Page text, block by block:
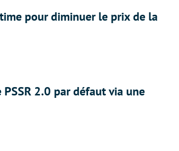
pour diminuer le prix de la
PSSR 2.0 par défaut via une